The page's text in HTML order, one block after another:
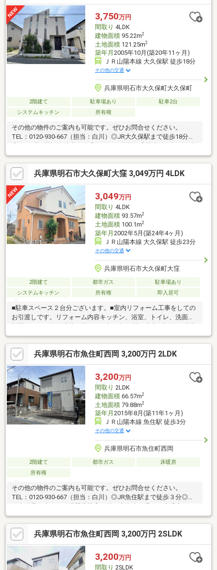
3,750万円
間取り 4LDK
建物面積95.22m2
土地面積121.25m2
築年月 2005年10月(築20年11ヶ月)
ＪＲ山陽本線 大久保駅 徒歩18分
その他の交通
兵庫県明石市大久保町大久保町
2階建て 駐車場あり
駐車2台
システムキッチン
所有権
その他の物件のご案内も可能です。ぜひお問合せください。
TEL：0120-930-667（担当：白川）◎JR大久保駅まで徒歩18分
分（車種による）■住宅ローンについてのご提案■弊社は【お客様
から住宅ローンあっせん手数料を頂いておりません！！】フルロ
ーンをご希望の方、勤続年数の短い方、自営業の方、外国籍の
方、また現在の他の借入れが気になる方、どんなお悩みもご相談
下さい。提携銀行がたくさんございます。無理のない資金計画を
ご提案させていただきますので、お気軽にご相談ください。
兵庫県明石市大久保町大窪 3,049万円 4LDK
3,049万円
間取り 4LDK
建物面積93.57m2
土地面積100.1m2
築年月 2002年5月(築24年4ヶ月)
ＪＲ山陽本線 大久保駅 徒歩23分
その他の交通
兵庫県明石市大久保町大窪
2階建て 都市ガス
駐車場あり
システムキッチン
所有権 即入居可
■駐車スペース２台分ございます。■室内リフォーム工事をしての
お引渡しです。リフォーム内容キッチン、浴室、トイレ、洗面所
新調、クロス全面張替 等■お引渡し後2年間の安心保証付き現地
ご案内はいつでも対応いたします。お問い合わせは 078-600-
9946 までお気軽にお問合せください。
兵庫県明石市魚住町西岡 3,200万円 2LDK
3,200万円
間取り 2LDK
建物面積66.57m2
土地面積79.88m2
築年月 2015年8月(築11年1ヶ月)
ＪＲ山陽本線 魚住駅 徒歩3分
その他の交通
兵庫県明石市魚住町西岡
2階建て 都市ガス
床暖房
所有権
その他の物件のご案内も可能です。ぜひお問合せください。
TEL：0120-930-667（担当：白川）◎JR魚住駅まで徒歩３分◎太
テム◎駐車スペース有（車種による）■住宅ローンについてのご
提案■弊社は【お客様から住宅ローンあっせん手数料を頂いてお
りません！！】フルローンをご希望の方、勤続年数の短い方、自
営業の方、外国籍の方、また現在の他の借入れが気になる方、ど
んなお悩みもご相談下さい。提携銀行がたくさんございます。無
理のない資金計画をご提案させていただきますので、お気軽にご
兵庫県明石市魚住町西岡 3,200万円 2SLDK
3,200万円
間取り 2SLDK